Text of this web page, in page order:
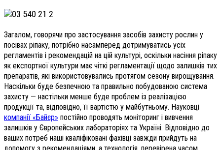
Загалом, говорячи про застосування засобів захисту рослин у
посівах ріпаку, потрібно насамперед дотримуватись усіх
регламентів і рекомендацій на цій культурі, оскільки насіння ріпаку
як експортної культури має чіткі регламентації щодо залишків тих
препаратів, які використовувались протягом сезону вирощування.
Наскільки буде безпечною та правильно побудованою система
захисту — настільки менше буде проблем із реалізацією
продукції та, відповідно, її вартістю у майбутньому. Науковці
компанії «Байєр» постійно проводять моніторинг і вивчення
залишків у Європейських лабораторіях та Україні. Відповідно до
ваших потреб наші кваліфіковані фахівці завжди прийдуть на